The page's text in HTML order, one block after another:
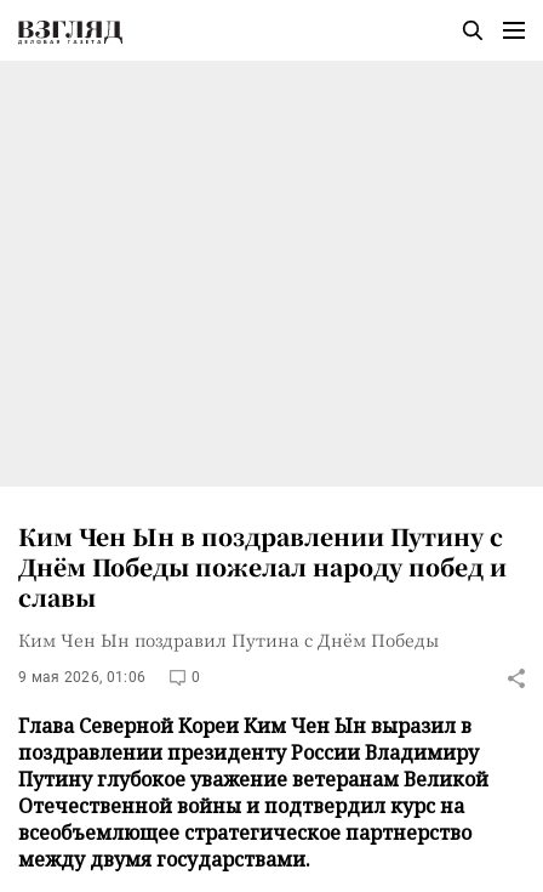
Ким Чен Ын в поздравлении Путину с
Днём Победы пожелал народу побед и
славы
Ким Чен Ын поздравил Путина с Днём Победы
9 мая 2026, 01:06 0
Глава Северной Кореи Ким Чен Ын выразил в
поздравлении президенту России Владимиру
Путину глубокое уважение ветеранам Великой
Отечественной войны и подтвердил курс на
всеобъемлющее стратегическое партнерство
между двумя государствами.